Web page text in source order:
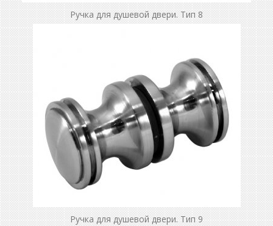
Ручка для душевой двери. Тип 8
Ручка для душевой двери. Тип 9